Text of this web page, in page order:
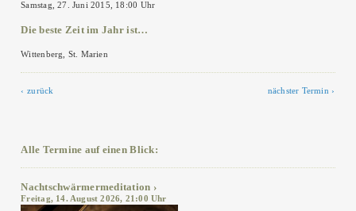
Samstag, 27. Juni 2015, 18:00 Uhr
Die beste Zeit im Jahr ist…
Wittenberg, St. Marien
zurück nächster Termin
Alle Termine auf einen Blick:
Nachtschwärmermeditation
Freitag, 14. August 2026, 21:00 Uhr